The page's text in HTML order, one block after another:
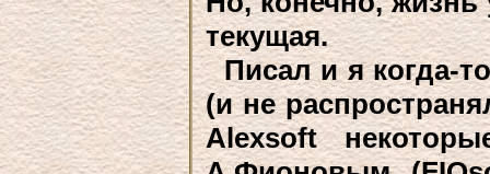
текущая.
Писал и я когда-
(и не
Alexsoft